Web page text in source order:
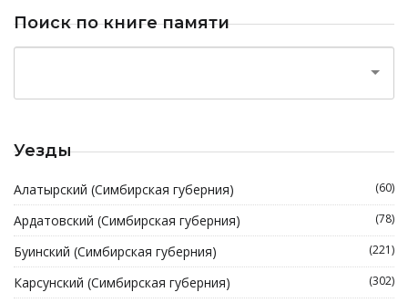
Поиск по книге памяти
Уезды
Алатырский (Симбирская губерния) (60)
Ардатовский (Симбирская губерния) (78)
Буинский (Симбирская губерния) (221)
Карсунский (Симбирская губерния) (302)